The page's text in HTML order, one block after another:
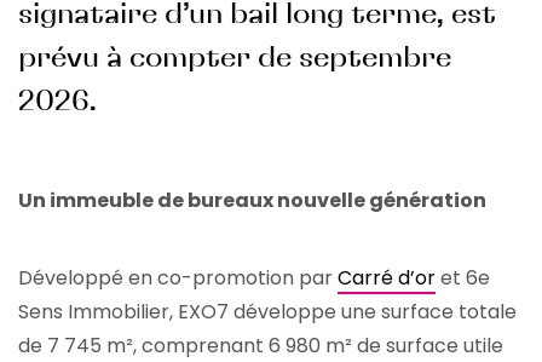
signataire d’un bail long terme, est
prévu à compter de septembre
2026.
Un immeuble de bureaux nouvelle génération
Développé en co-promotion parCarré d’oret 6e
Sens Immobilier, EXO7 développe une surface totale
de 7 745 m², comprenant 6 980 m² de surface utile